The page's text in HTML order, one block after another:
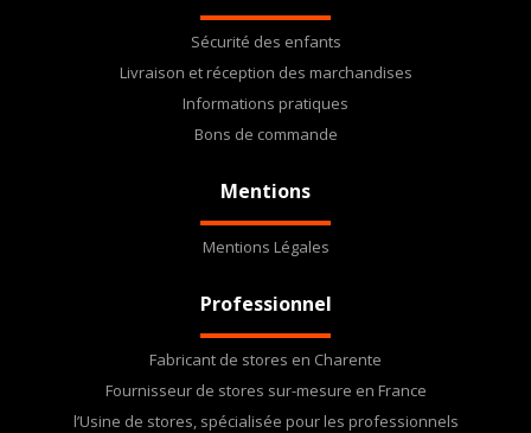
Sécurité des enfants
Livraison et réception des marchandises
Informations pratiques
Bons de commande
Mentions
Mentions Légales
Professionnel
Fabricant de stores en Charente
Fournisseur de stores sur-mesure en France
l’Usine de stores, spécialisée pour les professionnels